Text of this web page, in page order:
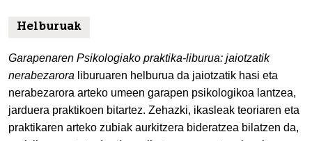
Helburuak
Garapenaren Psikologiako praktika-liburua: jaiotzatik
nerabezarora liburuaren helburua da jaiotzatik hasi eta
nerabezarora arteko umeen garapen psikologikoa lantzea,
jarduera praktikoen bitartez. Zehazki, ikasleak teoriaren eta
praktikaren arteko zubiak aurkitzera bideratzea bilatzen da,